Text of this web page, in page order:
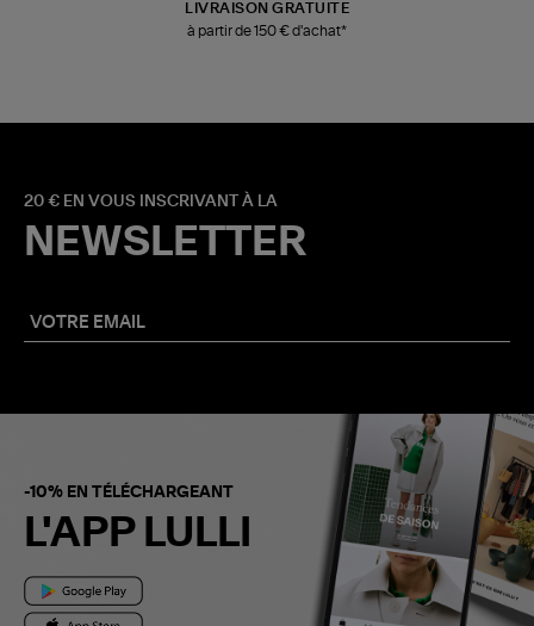
LIVRAISON GRATUITE
à partir de 150 € d'achat*
20 € EN VOUS INSCRIVANT À LA
NEWSLETTER
-10% EN TÉLÉCHARGEANT
L'APP LULLI